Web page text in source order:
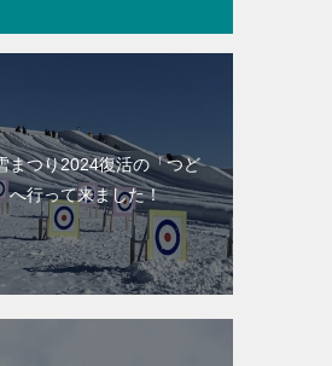
まつり2024復活の「つど
へ行って来ました！